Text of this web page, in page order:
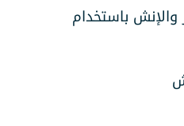
والإنش باستخدام